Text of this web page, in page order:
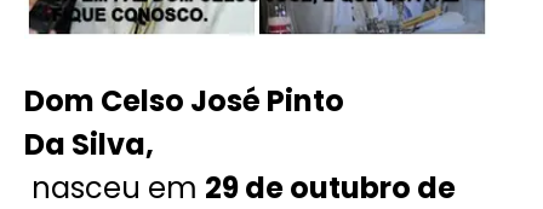
Dom Celso José Pinto
Da Silva,
nasceu em 29 de outubro de